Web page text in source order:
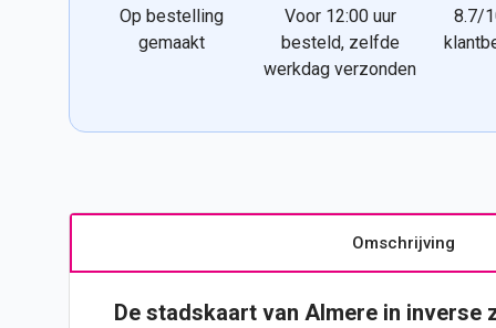
Op bestelling
gemaakt
Voor 12:00 uur
besteld, zelfde
werkdag verzonden
8.7/
Omschrijving
De stadskaart van Almere in inverse